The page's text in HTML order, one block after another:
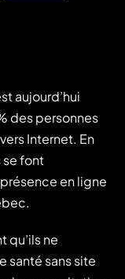
aujourd’hui
des personnes
Internet. En
se font
en ligne
qu’ils ne
santé sans site